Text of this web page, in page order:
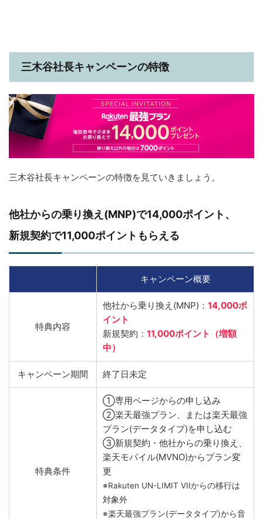
三木谷社長キャンペーンの特徴
三木谷社長キャンペーンの特徴を見ていきましょう。
他社からの乗り換え(MNP)で14,000ポイント、
新規契約で11,000ポイントもらえる
キャンペーン概要
特典内容
他社から乗り換え(MNP)： 14,000ポ
イント
新規契約： 11,000ポイント（増額
中）
キャンペーン期間 終了日未定
特典条件
①専用ページからの申し込み
②楽天最強プラン、または楽天最強
プラン(データタイプ)を申し込む
③新規契約・他社からの乗り換え、
楽天モバイル(MVNO)からプラン変
更
※Rakuten UN-LIMIT VIIからの移行は
対象外
※楽天最強プラン(データタイプ)から音